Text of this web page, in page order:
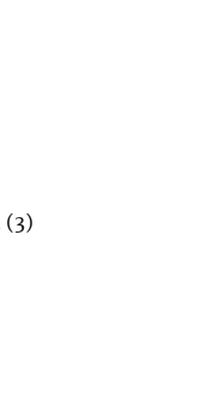
(3)